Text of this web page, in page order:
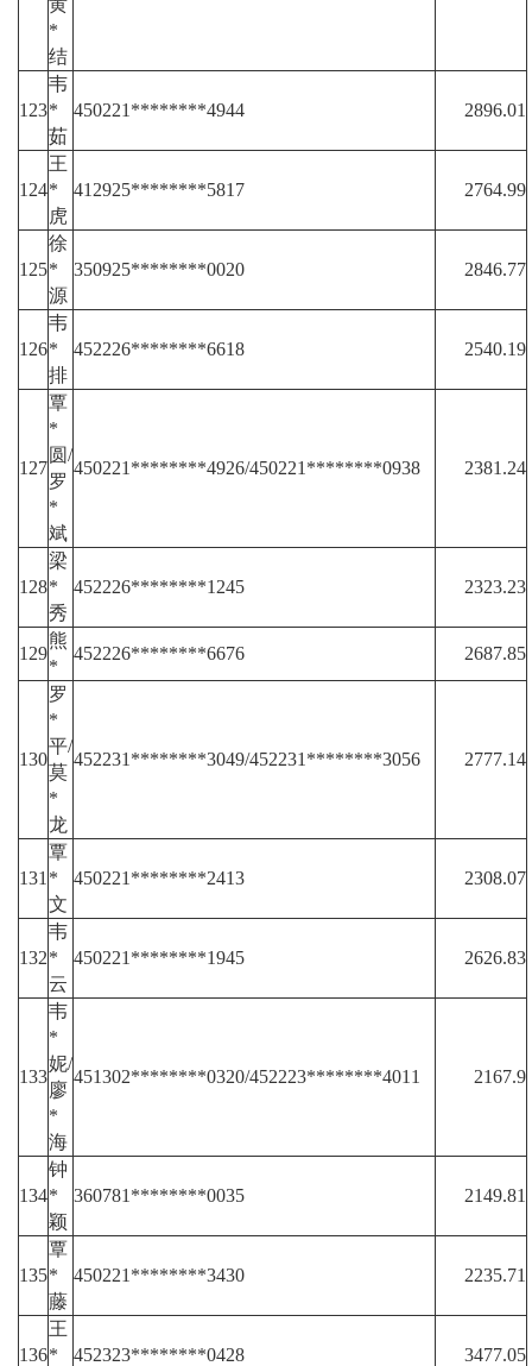
黄
*
结
123
韦
*
茹
450221********4944 2896.01
124
王
*
虎
412925********5817 2764.99
125
徐
*
源
350925********0020 2846.77
126
韦
*
排
452226********6618 2540.19
127
覃
*
圆/
罗
*
斌
450221********4926/450221********0938 2381.24
128
梁
*
秀
452226********1245 2323.23
129
熊
*
452226********6676 2687.85
130
罗
*
平/
莫
*
龙
452231********3049/452231********3056 2777.14
131
覃
*
文
450221********2413 2308.07
132
韦
*
云
450221********1945 2626.83
133
韦
*
妮/
廖
*
海
451302********0320/452223********4011 2167.9
134
钟
*
颖
360781********0035 2149.81
135
覃
*
藤
450221********3430 2235.71
136
王
*
452323********0428 3477.05